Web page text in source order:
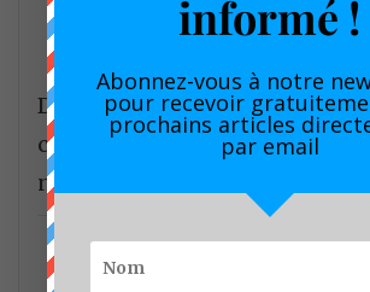
Développement des corridors
centrale : les acteurs du fret
nouvelle feuille de route.
informé !
Abonnez-vous à notre
pour recevoir
prochains articles
par email